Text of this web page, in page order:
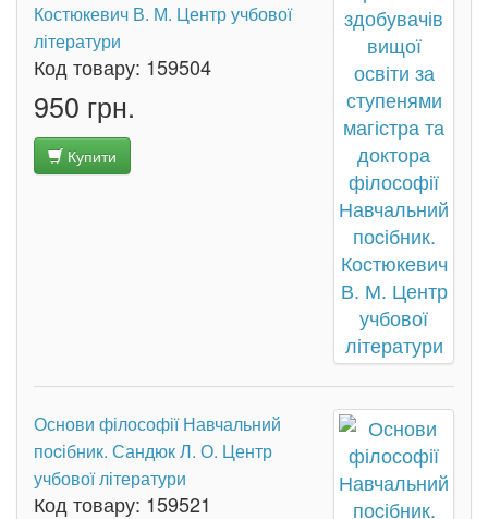
Костюкевич В. М. Центр учбової
літератури
Код товару: 159504
950 грн.
Купити
Основи філософії Навчальний
поcібник. Сандюк Л. О. Центр
учбової літератури
Код товару: 159521